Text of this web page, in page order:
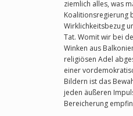
ziemlich alles, was
Koalitionsregierung
Wirklichkeitsbezug
Tat. Womit wir bei
Winken aus
religiösen Adel
einer
Bildern ist das
jeden äußeren
Bereicherung